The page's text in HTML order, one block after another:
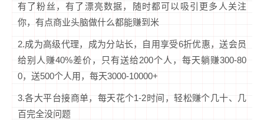
有了粉丝，有了漂亮数据，随时都可以吸引更多人关注
你，有点商业头脑做什么都能赚到米
2.成为高级代理，成为分站长，自用享受6折优惠，送会员
给别人赚40%差价，只有送给200个人，每天躺赚300-80
0，送500个人用，每天3000-10000+
3.各大平台接商单，每天花个1-2时间，轻松赚个几十、几
百完全没问题